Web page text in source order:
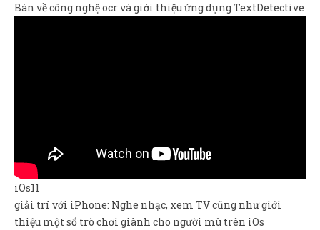
Bàn về công nghệ ocr và giới thiệu ứng dụng TextDetective
iOs11
giải trí với iPhone: Nghe nhạc, xem TV cũng như giới
thiệu một số trò chơi giành cho người mù trên iOs